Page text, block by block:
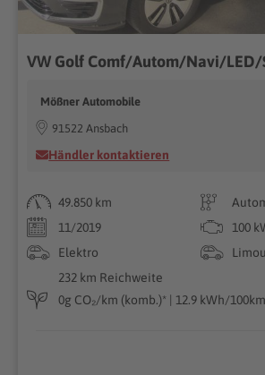
Mößner Automobile
91522 Ansbach
Händler kontaktieren
49.850 km
11/2019
100
Elektro
232 km Reichweite
0g CO₂/km (komb.)* | 12.9 kWh/